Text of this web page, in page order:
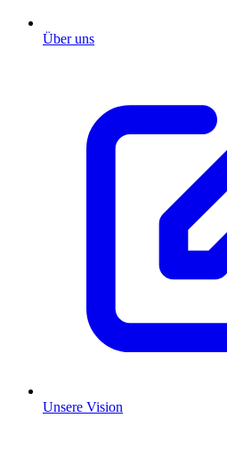
Über uns
Unsere Vision